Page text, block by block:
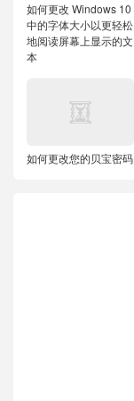
如何更改 Windows 10
中的字体大小以更轻松
地阅读屏幕上显示的文
本
如何更改您的贝宝密码